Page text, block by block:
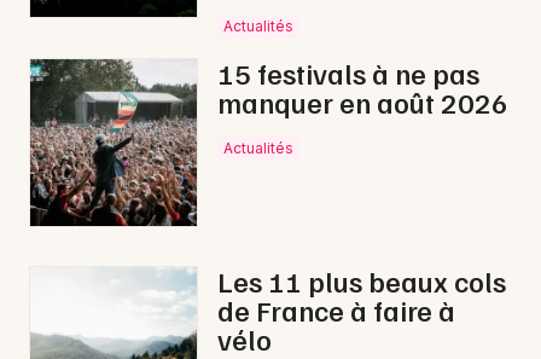
Artistes en tournée
Actus à Tonnerre
Magazine à Tonnerre
Actualités
15 festivals à ne pas
manquer en août 2026
Actualités
Les 11 plus beaux cols
de France à faire à
vélo